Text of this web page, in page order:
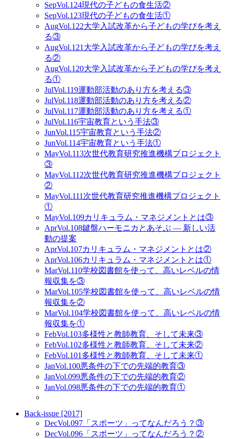
SepVol.124現代の子どもの食生活②
SepVol.123現代の子どもの食生活①
AugVol.122大学入試改革から子どもの学びを考え
る③
AugVol.121 大学入試改革から子どもの学びを考え
る②
AugVol.120大学入試改革から子どもの学びを考え
る①
JulVol.119運動部活動のあり方を考える③
JulVol.118運動部活動のあり方を考える②
JulVol.117運動部活動のあり方を考える①
JulVol.116宇宙教育という手法③
JunVol.115宇宙教育という手法②
JunVol.114宇宙教育という手法①
MayVol.113次世代教育研究推進機構プロジェクト
③
MayVol.112次世代教育研究推進機構プロジェクト
②
MayVol.111 次世代教育研究推進機構プロジェクト
①
MayVol.109カリキュラム・マネジメントとは③
AprVol.108鍵盤ハーモニカとあそぶ ― 新しい活
動の提案
AprVol.107カリキュラム・マネジメントとは②
AprVol.106カリキュラム・マネジメントとは①
MarVol.110学校図書館を使って、高いレベルの情
報収集を③
MarVol.105学校図書館を使って、高いレベルの情
報収集を②
MarVol.104学校図書館を使って、高いレベルの情
報収集を①
FebVol.103多様性と教師教育、そして未来③
FebVol.102多様性と教師教育、そして未来②
FebVol.101 多様性と教師教育、そして未来①
JanVol.100悪条件の下での先端的教育③
JanVol.099悪条件の下での先端的教育②
JanVol.098悪条件の下での先端的教育①
Back-issue [2017]
DecVol.097 「スポーツ」ってなんだろう？③
DecVol.096 「スポーツ」ってなんだろう？②